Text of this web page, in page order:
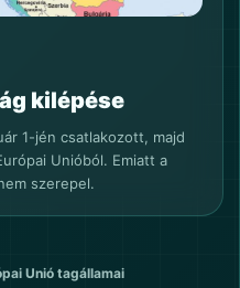
kilépése
1-jén csatlakozott, majd
Unióból. Emiatt a
szerepel.
Unió tagállamai